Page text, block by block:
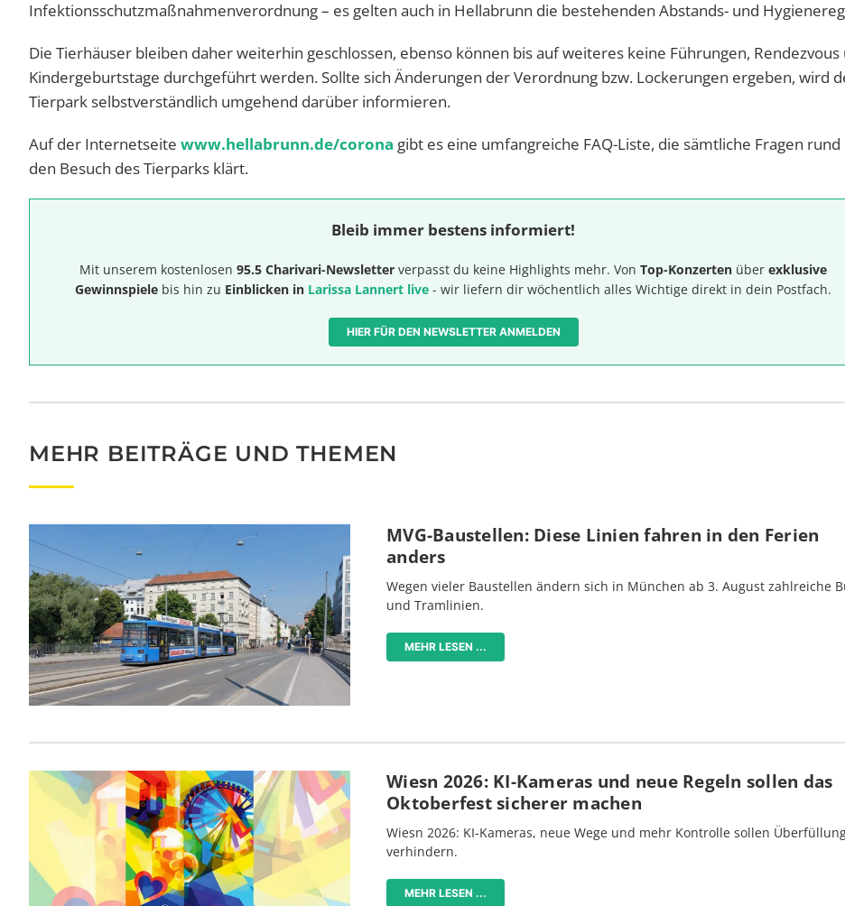
Infektionsschutzmaßnahmenverordnung – es gelten auch in Hellabrunn die bestehenden Abstands- und
Die Tierhäuser bleiben daher weiterhin geschlossen, ebenso können bis auf weiteres keine Führungen, Rendezvous
Kindergeburtstage durchgeführt werden. Sollte sich Änderungen der Verordnung bzw. Lockerungen ergeben, wird
Tierpark selbstverständlich umgehend darüber informieren.
Auf der Internetseite www.hellabrunn.de/corona gibt es eine umfangreiche FAQ-Liste, die sämtliche Fragen rund
den Besuch des Tierparks klärt.
Bleib immer bestens informiert!
Mit unserem kostenlosen 95.5 Charivari-Newsletter verpasst du keine Highlights mehr. Von Top-Konzerten über exklusive
Gewinnspiele bis hin zu Einblicken in Larissa Lannert live - wir liefern dir wöchentlich alles Wichtige direkt in dein Postfach.
HIER FÜR DEN NEWSLETTER ANMELDEN
MEHR BEITRÄGE UND THEMEN
MVG-Baustellen: Diese Linien fahren in den Ferien
anders
Wegen vieler Baustellen ändern sich in München ab 3. August zahlreiche
und Tramlinien.
MEHR LESEN ...
Wiesn 2026: KI-Kameras und neue Regeln sollen das
Oktoberfest sicherer machen
Wiesn 2026: KI-Kameras, neue Wege und mehr Kontrolle sollen
verhindern.
MEHR LESEN ...